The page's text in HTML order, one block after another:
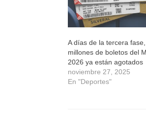
A días de la tercera
millones de boletos del
2026 ya están agotados
noviembre 27, 2025
En "Deportes"